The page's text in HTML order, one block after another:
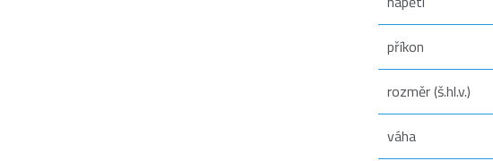
příkon
rozměr (š.hl.v.)
váha